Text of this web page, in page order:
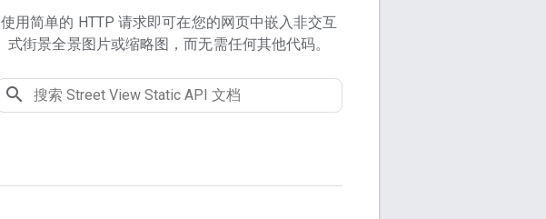
使用简单的 HTTP 请求即可在您的网页中嵌入非交互
式街景全景图片或缩略图，而无需任何其他代码。